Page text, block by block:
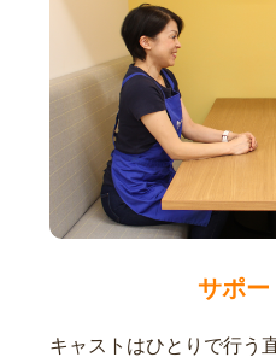
サポー
キャストはひとりで行う